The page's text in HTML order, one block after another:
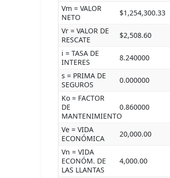
Vm = VALOR
NETO
$1,254,300.33
Vr = VALOR DE
RESCATE
$2,508.60
i = TASA DE
INTERES
8.240000
s = PRIMA DE
SEGUROS
0.000000
Ko = FACTOR
DE
MANTENIMIENTO
0.860000
Ve = VIDA
ECONÓMICA
20,000.00
Vn = VIDA
ECONÓM. DE
LAS LLANTAS
4,000.00